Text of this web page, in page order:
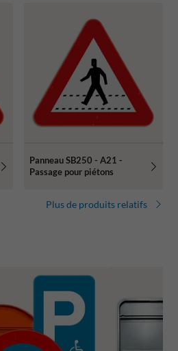
Panneau SB250 - A21 -
Passage pour piétons
Plus de produits relatifs